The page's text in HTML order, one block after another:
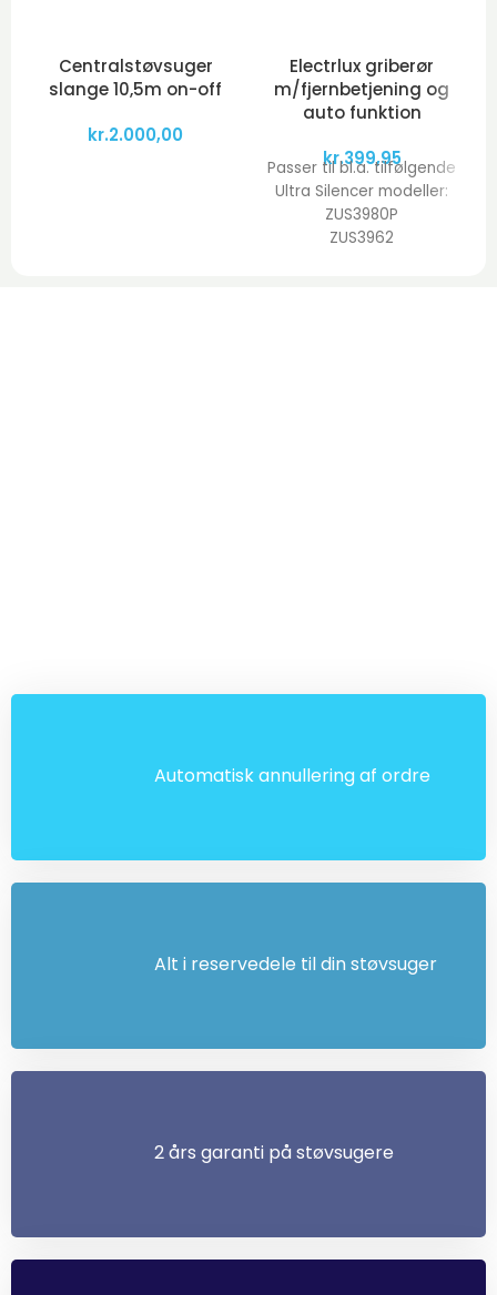
Centralstøvsuger
slange 10,5m on-off
kr.2.000,00
Electrlux griberør
m/fjernbetjening og
auto funktion
kr.399,95
Passer til bl.a. tilfølgende
Ultra Silencer modeller:
ZUS3980P
ZUS3962
Automatisk annullering af ordre
Alt i reservedele til din støvsuger
2 års garanti på støvsugere